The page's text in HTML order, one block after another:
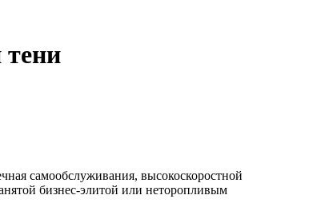
тени
самообслуживания, высокоскоростной
бизнес-элитой или неторопливым